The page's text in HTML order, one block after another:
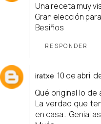
Una receta muy
Gran elección
Besiños
RESPONDER
iratxe 10 de abril
Qué original lo
La verdad que
en casa... Genial